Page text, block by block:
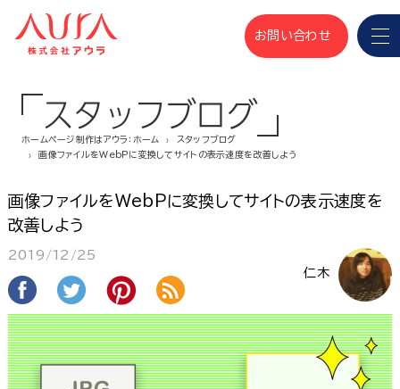
お問い合わせ
スタッフブログ
ホームページ制作はアウラ：ホーム
スタッフブログ
画像ファイルをWebPに変換してサイトの表示速度を改善しよう
画像ファイルをWebPに変換してサイトの表示速度を
改善しよう
仁木
2019/12/25